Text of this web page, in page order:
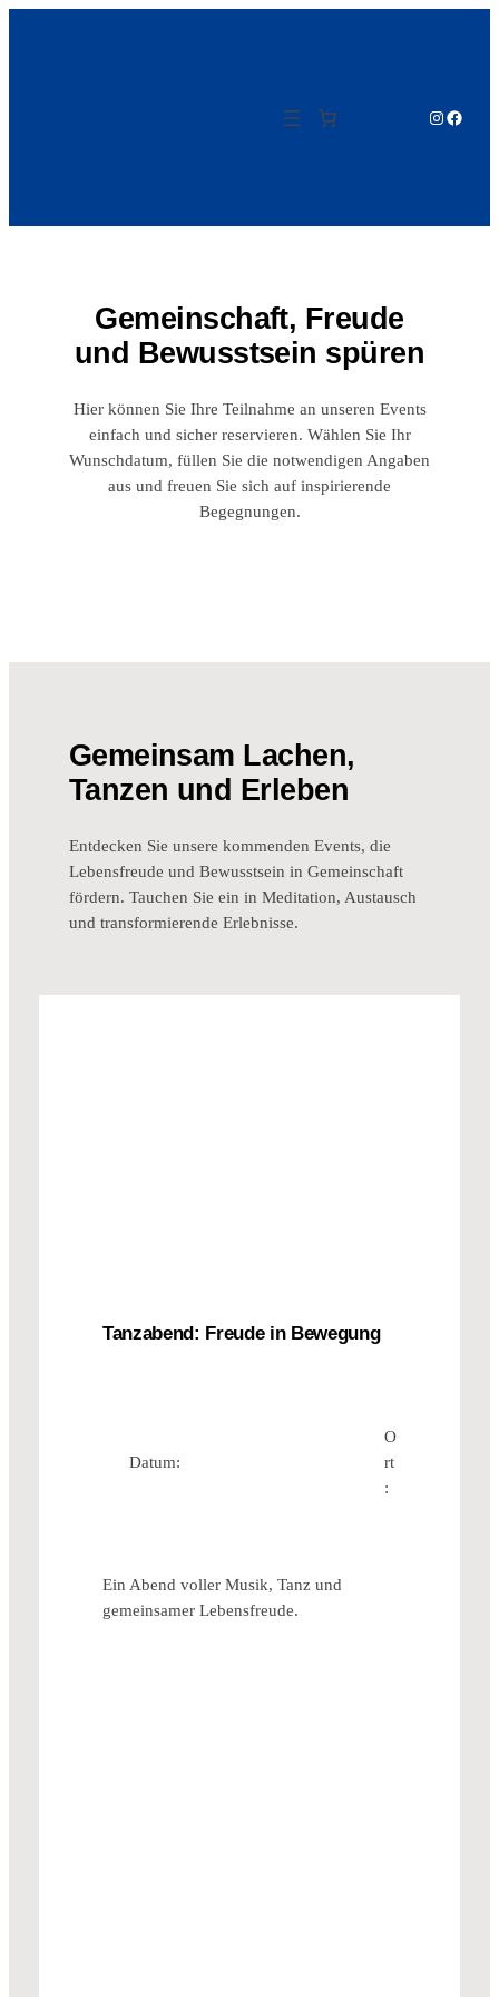
Instagram
Gemeinschaft, Freude
und Bewusstsein spüren
Hier können Sie Ihre Teilnahme an unseren Events
einfach und sicher reservieren. Wählen Sie Ihr
Wunschdatum, füllen Sie die notwendigen Angaben
aus und freuen Sie sich auf inspirierende
Begegnungen.
Gemeinsam Lachen,
Tanzen und Erleben
Entdecken Sie unsere kommenden Events, die
Lebensfreude und Bewusstsein in Gemeinschaft
fördern. Tauchen Sie ein in Meditation, Austausch
und transformierende Erlebnisse.
Tanzabend: Freude in Bewegung
Datum:
O
rt
:
Ein Abend voller Musik, Tanz und
gemeinsamer Lebensfreude.